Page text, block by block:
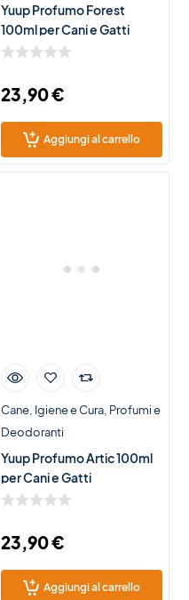
Yuup Profumo Forest
100ml per Cani e Gatti
23,90€
Aggiungi al carrello
Cane Igiene e Cura Profumi e
Deodoranti
Yuup Profumo Artic 100ml
per Cani e Gatti
23,90€
Aggiungi al carrello